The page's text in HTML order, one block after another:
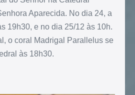
Aparecida. No dia 24, a
19h30, e no dia 25/12 às 10h.
o coral Madrigal Parallelus se
às 18h30.